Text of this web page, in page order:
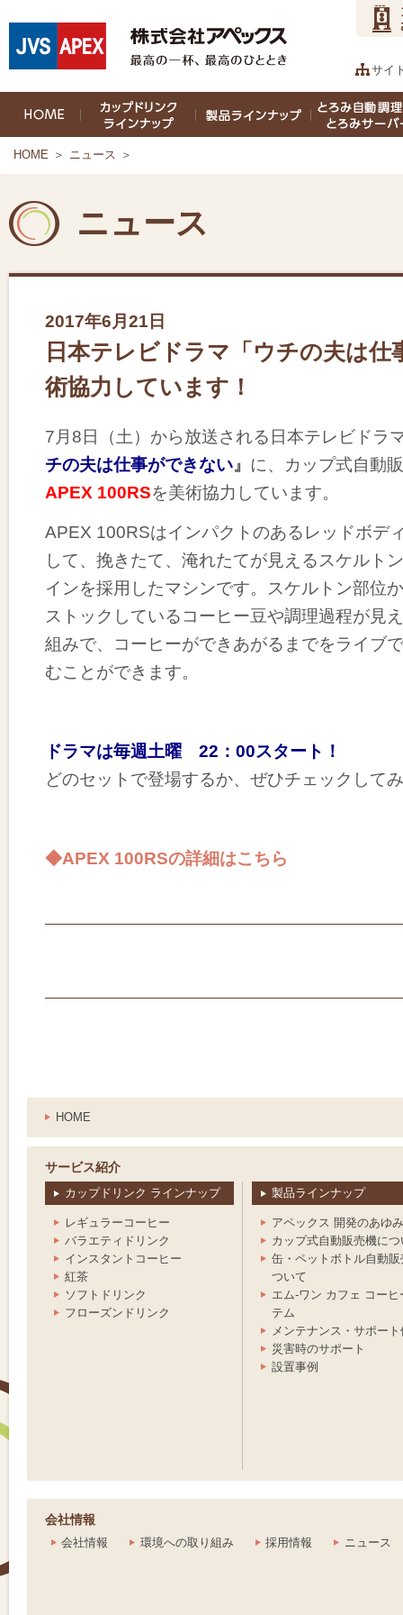
サイ
HOME ＞ ニュース ＞
ニュース
2017年6月21日
日本テレビドラマ「ウチの夫は仕
術協力しています！
7月8日（土）から放送される日本テレビドラ
チの夫は仕事ができない』 に、カップ式自動
APEX 100RSを美術協力しています。
APEX 100RSはインパクトのあるレッドボデ
して、挽きたて、淹れたてが見えるスケルト
インを採用したマシンです。スケルトン部位
ストックしているコーヒー豆や調理過程が見
組みで、コーヒーができあがるまでをライブ
むことができます。
ドラマは毎週土曜 22：00スタート！
どのセットで登場するか、ぜひチェックして
◆APEX 100RSの詳細はこちら
HOME
サービス紹介
カップドリンク ラインナップ
レギュラーコーヒー
バラエティドリンク
インスタントコーヒー
紅茶
ソフトドリンク
フローズンドリンク
製品ラインナップ
アペックス 開発のあゆみ
カップ式自動販売機につ
缶・ペットボトル自動販
ついて
エム-ワン カフェ コーヒ
テム
メンテナンス・サポート
災害時のサポート
設置事例
会社情報
会社情報 環境への取り組み 採用情報 ニュース